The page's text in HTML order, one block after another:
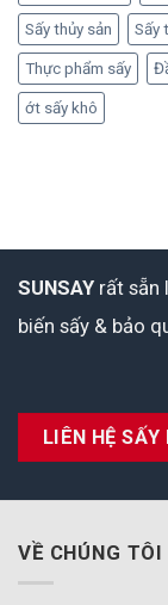
Sấy thủy sản Sấy
Thực phẩm sấy
ớt sấy khô
SUNSAY rất sẵn
biến sấy & bảo
LIÊN HỆ SẤY
VỀ CHÚNG TÔI